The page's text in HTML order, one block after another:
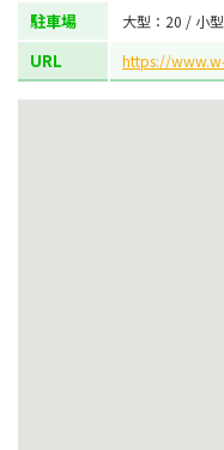
駐車場 大型：20 / 小
URL https://